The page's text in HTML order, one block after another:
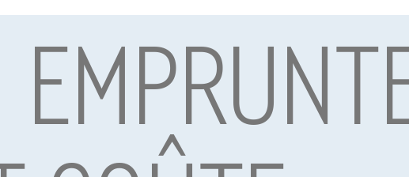
prometteur pour la marque. BMW continuera d'innover et de mettre à
les futures versions de la BMW X4 Diesel d'occasion seront encore